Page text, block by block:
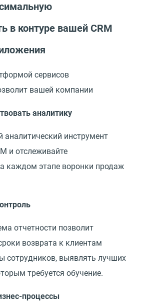
в контуре вашей CRM
сервисов
вашей компании
аналитику
инструмент
и отслеживайте
каждом этапе воронки продаж
отчетности позволит
возврата к клиентам
сотрудников, выявлять лучших
требуется обучение.
процессы